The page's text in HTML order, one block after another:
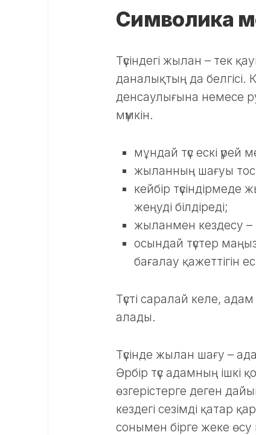
Символика
Түсіндегі жылан – тек
даналықтың да белгісі.
денсаулығына немесе
мүмкін.
мұндай түс ескі үрей
жыланның шағуы
кейбір
жеңуді білдіреді;
жыланмен кездесу –
осындай түстер
бағалау қажеттігін
Түсті саралай келе,
алады.
Түсінде жылан шағу –
Әрбір түс адамның
өзгерістерге деген
кездегі сезімді қатар
сонымен бірге жеке